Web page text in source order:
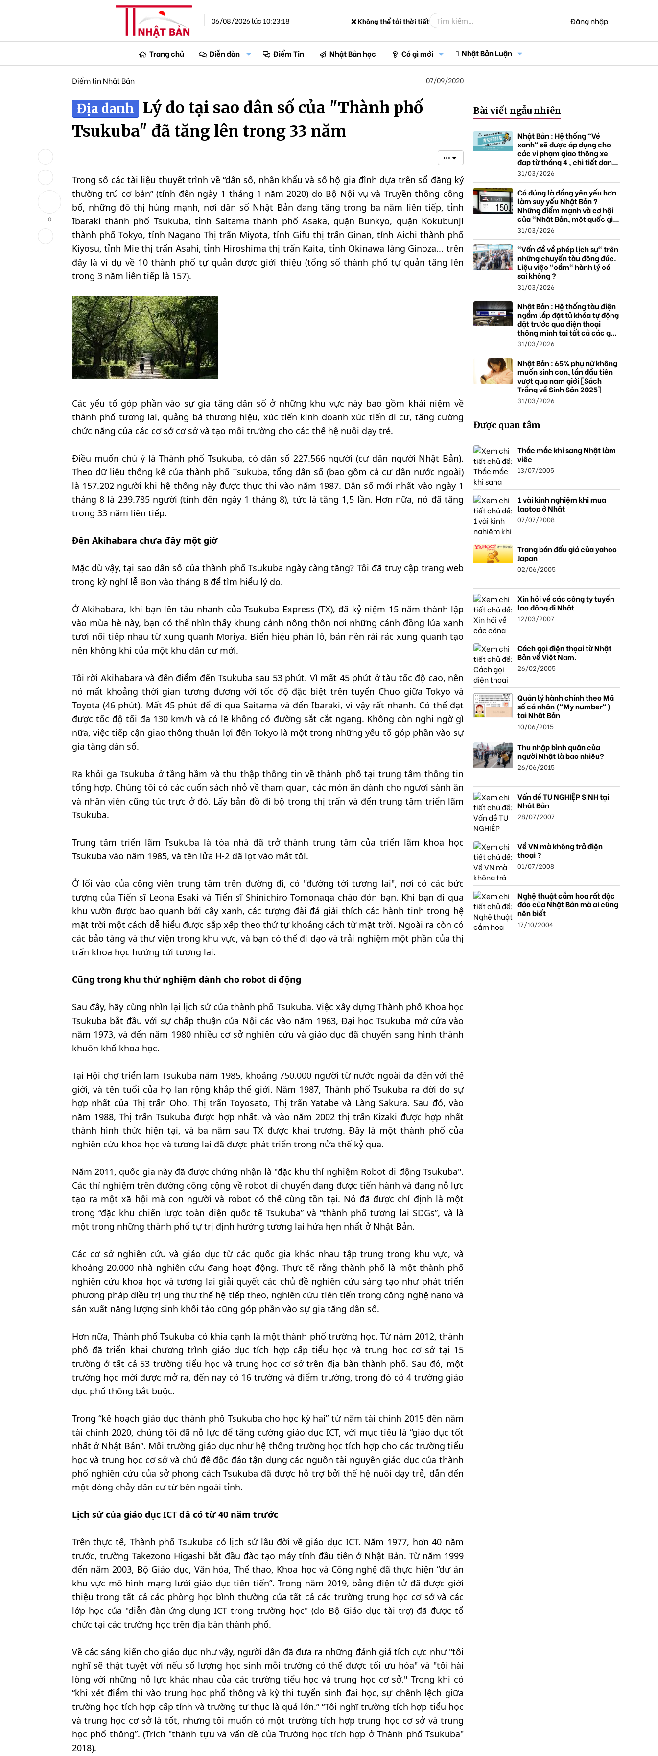
06/08/2026 lúc 10:23:18 ❌ Không thể tải thời tiết Đăng nhập
Trang chủ Diễn đàn Điểm Tin Nhật Bản học Có gì mới Nhật Bản Luận
0
Điểm tin Nhật Bản 07/09/2020
Địa danh
Lý do tại sao dân số của "Thành phố
Tsukuba" đã tăng lên trong 33 năm
•••
Trong số các tài liệu thuyết trình về “dân số, nhân khẩu và số hộ gia đình dựa trên sổ đăng ký
thường trú cơ bản” (tính đến ngày 1 tháng 1 năm 2020) do Bộ Nội vụ và Truyền thông công
bố, những đô thị hùng mạnh, nơi dân số Nhật Bản đang tăng trong ba năm liên tiếp, tỉnh
Ibaraki thành phố Tsukuba, tỉnh Saitama thành phố Asaka, quận Bunkyo, quận Kokubunji
thành phố Tokyo, tỉnh Nagano Thị trấn Miyota, tỉnh Gifu thị trấn Ginan, tỉnh Aichi thành phố
Kiyosu, tỉnh Mie thị trấn Asahi, tỉnh Hiroshima thị trấn Kaita, tỉnh Okinawa làng Ginoza... trên
đây là ví dụ về 10 thành phố tự quản được giới thiệu (tổng số thành phố tự quản tăng lên
trong 3 năm liên tiếp là 157).
Các yếu tố góp phần vào sự gia tăng dân số ở những khu vực này bao gồm khái niệm về
thành phố tương lai, quảng bá thương hiệu, xúc tiến kinh doanh xúc tiến di cư, tăng cường
chức năng của các cơ sở cơ sở và tạo môi trường cho các thế hệ nuôi dạy trẻ.
Điều muốn chú ý là Thành phố Tsukuba, có dân số 227.566 người (cư dân người Nhật Bản).
Theo dữ liệu thống kê của thành phố Tsukuba, tổng dân số (bao gồm cả cư dân nước ngoài)
là 157.202 người khi hệ thống này được thực thi vào năm 1987. Dân số mới nhất vào ngày 1
tháng 8 là 239.785 người (tính đến ngày 1 tháng 8), tức là tăng 1,5 lần. Hơn nữa, nó đã tăng
trong 33 năm liên tiếp.
Đến Akihabara chưa đầy một giờ
Mặc dù vậy, tại sao dân số của thành phố Tsukuba ngày càng tăng? Tôi đã truy cập trang web
trong kỳ nghỉ lễ Bon vào tháng 8 để tìm hiểu lý do.
Ở Akihabara, khi bạn lên tàu nhanh của Tsukuba Express (TX), đã kỷ niệm 15 năm thành lập
vào mùa hè này, bạn có thể nhìn thấy khung cảnh nông thôn nơi những cánh đồng lúa xanh
tươi nối tiếp nhau từ xung quanh Moriya. Biển hiệu phân lô, bán nền rải rác xung quanh tạo
nên không khí của một khu dân cư mới.
Tôi rời Akihabara và đến điểm đến Tsukuba sau 53 phút. Vì mất 45 phút ở tàu tốc độ cao, nên
nó mất khoảng thời gian tương đương với tốc độ đặc biệt trên tuyến Chuo giữa Tokyo và
Toyota (46 phút). Mất 45 phút để đi qua Saitama và đến Ibaraki, vì vậy rất nhanh. Có thể đạt
được tốc độ tối đa 130 km/h và có lẽ không có đường sắt cắt ngang. Không còn nghi ngờ gì
nữa, việc tiếp cận giao thông thuận lợi đến Tokyo là một trong những yếu tố góp phần vào sự
gia tăng dân số.
Ra khỏi ga Tsukuba ở tầng hầm và thu thập thông tin về thành phố tại trung tâm thông tin
tổng hợp. Chúng tôi có các cuốn sách nhỏ về tham quan, các món ăn dành cho người sành ăn
và nhân viên cũng túc trực ở đó. Lấy bản đồ đi bộ trong thị trấn và đến trung tâm triển lãm
Tsukuba.
Trung tâm triển lãm Tsukuba là tòa nhà đã trở thành trung tâm của triển lãm khoa học
Tsukuba vào năm 1985, và tên lửa H-2 đã lọt vào mắt tôi.
Ở lối vào của công viên trung tâm trên đường đi, có "đường tới tương lai", nơi có các bức
tượng của Tiến sĩ Leona Esaki và Tiến sĩ Shinichiro Tomonaga chào đón bạn. Khi bạn đi qua
khu vườn được bao quanh bởi cây xanh, các tượng đài đá giải thích các hành tinh trong hệ
mặt trời một cách dễ hiểu được sắp xếp theo thứ tự khoảng cách từ mặt trời. Ngoài ra còn có
các bảo tàng và thư viện trong khu vực, và bạn có thể đi dạo và trải nghiệm một phần của thị
trấn khoa học hướng tới tương lai.
Cũng trong khu thử nghiệm dành cho robot di động
Sau đây, hãy cùng nhìn lại lịch sử của thành phố Tsukuba. Việc xây dựng Thành phố Khoa học
Tsukuba bắt đầu với sự chấp thuận của Nội các vào năm 1963, Đại học Tsukuba mở cửa vào
năm 1973, và đến năm 1980 nhiều cơ sở nghiên cứu và giáo dục đã chuyển sang hình thành
khuôn khổ khoa học.
Tại Hội chợ triển lãm Tsukuba năm 1985, khoảng 750.000 người từ nước ngoài đã đến với thế
giới, và tên tuổi của họ lan rộng khắp thế giới. Năm 1987, Thành phố Tsukuba ra đời do sự
hợp nhất của Thị trấn Oho, Thị trấn Toyosato, Thị trấn Yatabe và Làng Sakura. Sau đó, vào
năm 1988, Thị trấn Tsukuba được hợp nhất, và vào năm 2002 thị trấn Kizaki được hợp nhất
thành hình thức hiện tại, và ba năm sau TX được khai trương. Đây là một thành phố của
nghiên cứu khoa học và tương lai đã được phát triển trong nửa thế kỷ qua.
Năm 2011, quốc gia này đã được chứng nhận là "đặc khu thí nghiệm Robot di động Tsukuba".
Các thí nghiệm trên đường công cộng về robot di chuyển đang được tiến hành và đang nỗ lực
tạo ra một xã hội mà con người và robot có thể cùng tồn tại. Nó đã được chỉ định là một
trong “đặc khu chiến lược toàn diện quốc tế Tsukuba” và “thành phố tương lai SDGs”, và là
một trong những thành phố tự trị định hướng tương lai hứa hẹn nhất ở Nhật Bản.
Các cơ sở nghiên cứu và giáo dục từ các quốc gia khác nhau tập trung trong khu vực, và
khoảng 20.000 nhà nghiên cứu đang hoạt động. Thực tế rằng thành phố là một thành phố
nghiên cứu khoa học và tương lai giải quyết các chủ đề nghiên cứu sáng tạo như phát triển
phương pháp điều trị ung thư thế hệ tiếp theo, nghiên cứu tiên tiến trong công nghệ nano và
sản xuất năng lượng sinh khối tảo cũng góp phần vào sự gia tăng dân số.
Hơn nữa, Thành phố Tsukuba có khía cạnh là một thành phố trường học. Từ năm 2012, thành
phố đã triển khai chương trình giáo dục tích hợp cấp tiểu học và trung học cơ sở tại 15
trường ở tất cả 53 trường tiểu học và trung học cơ sở trên địa bàn thành phố. Sau đó, một
trường học mới được mở ra, đến nay có 16 trường và điểm trường, trong đó có 4 trường giáo
dục phổ thông bắt buộc.
Trong “kế hoạch giáo dục thành phố Tsukuba cho học kỳ hai” từ năm tài chính 2015 đến năm
tài chính 2020, chúng tôi đã nỗ lực để tăng cường giáo dục ICT, với mục tiêu là “giáo dục tốt
nhất ở Nhật Bản”. Môi trường giáo dục như hệ thống trường học tích hợp cho các trường tiểu
học và trung học cơ sở và chủ đề độc đáo tận dụng các nguồn tài nguyên giáo dục của thành
phố nghiên cứu của sở phong cách Tsukuba đã được hỗ trợ bởi thế hệ nuôi dạy trẻ, dẫn đến
một dòng chảy dân cư từ bên ngoài tỉnh.
Lịch sử của giáo dục ICT đã có từ 40 năm trước
Trên thực tế, Thành phố Tsukuba có lịch sử lâu đời về giáo dục ICT. Năm 1977, hơn 40 năm
trước, trường Takezono Higashi bắt đầu đào tạo máy tính đầu tiên ở Nhật Bản. Từ năm 1999
đến năm 2003, Bộ Giáo dục, Văn hóa, Thể thao, Khoa học và Công nghệ đã thực hiện “dự án
khu vực mô hình mạng lưới giáo dục tiên tiến”. Trong năm 2019, bảng điện tử đã được giới
thiệu trong tất cả các phòng học bình thường của tất cả các trường trung học cơ sở và các
lớp học của "diễn đàn ứng dụng ICT trong trường học" (do Bộ Giáo dục tài trợ) đã được tổ
chức tại các trường học trên địa bàn thành phố.
Về các sáng kiến cho giáo dục như vậy, người dân đã đưa ra những đánh giá tích cực như "tôi
nghĩ sẽ thật tuyệt vời nếu số lượng học sinh mỗi trường có thể được tối ưu hóa" và "tôi hài
lòng với những nỗ lực khác nhau của các trường tiểu học và trung học cơ sở." Trong khi có
“khi xét điểm thi vào trung học phổ thông và kỳ thi tuyển sinh đại học, sự chênh lệch giữa
trường học tích hợp cấp tỉnh và trường tư thục là quá lớn.” “Tôi nghĩ trường tích hợp tiểu học
và trung học cơ sở là tốt, nhưng tôi muốn có một trường tích hợp trung học cơ sở và trung
học phổ thông”. (Trích "thành tựu và vấn đề của Trường học tích hợp ở Thành phố Tsukuba"
2018).
Bài viết ngẫu nhiên
Nhật Bản : Hệ thống "Vé
xanh" sẽ được áp dụng cho
các vi phạm giao thông xe
đạp từ tháng 4 , chi tiết danh
sách và mức xử phạt.
31/03/2026
Có đúng là đồng yên yếu hơn
làm suy yếu Nhật Bản ?
Những điểm mạnh và cơ hội
của "Nhật Bản, một quốc gia
thặng dư".
31/03/2026
"Vấn đề về phép lịch sự" trên
những chuyến tàu đông đúc.
Liệu việc "cầm" hành lý có
sai không ?
31/03/2026
Nhật Bản : Hệ thống tàu điện
ngầm lắp đặt tủ khóa tự động
đặt trước qua điện thoại
thông minh tại tất cả các ga ,
mở rộng mạng lưới do nhu
cầu tăng.
31/03/2026
Nhật Bản : 65% phụ nữ không
muốn sinh con, lần đầu tiên
vượt qua nam giới [Sách
Trắng về Sinh Sản 2025]
31/03/2026
Được quan tâm
Thắc mắc khi sang Nhật làm
việc
13/07/2005
1 vài kinh nghiệm khi mua
laptop ở Nhật
07/07/2008
Trang bán đấu giá của yahoo
Japan
02/06/2005
Xin hỏi về các công ty tuyển
lao động đi Nhật
12/03/2007
Cách gọi điện thọai từ Nhật
Bản về Việt Nam.
26/02/2005
Quản lý hành chính theo Mã
số cá nhân ("My number")
tại Nhật Bản
10/06/2015
Thu nhập bình quân của
người Nhật là bao nhiêu?
26/06/2015
Vấn đề TU NGHIỆP SINH tại
Nhật Bản
28/07/2007
Về VN mà không trả điện
thoại ?
01/07/2008
Nghệ thuật cắm hoa rất độc
đáo của Nhật Bản mà ai cũng
nên biết
17/10/2004